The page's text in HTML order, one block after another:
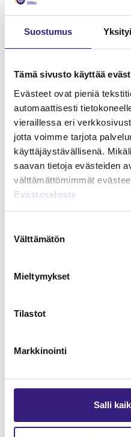
Suostumus
Tämä sivusto käyttää
Evästeet ovat pieniä
automaattisesti
vieraillessa eri
jotta voimme tarjota
käyttäjäystävällisenä.
saavan tietoja evästeiden
välttämättömimmät
Evästeseloste
valinta
Välttämätön
Mieltymykset
Tilastot
Markkinointi
Salli
verotuksessa
KIRJANPITO
YRITYKSEN